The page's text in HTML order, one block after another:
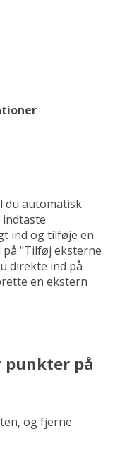
du automatisk
indtaste
ind og tilføje en
"Tilføj eksterne
direkte ind på
en ekstern
på
og fjerne